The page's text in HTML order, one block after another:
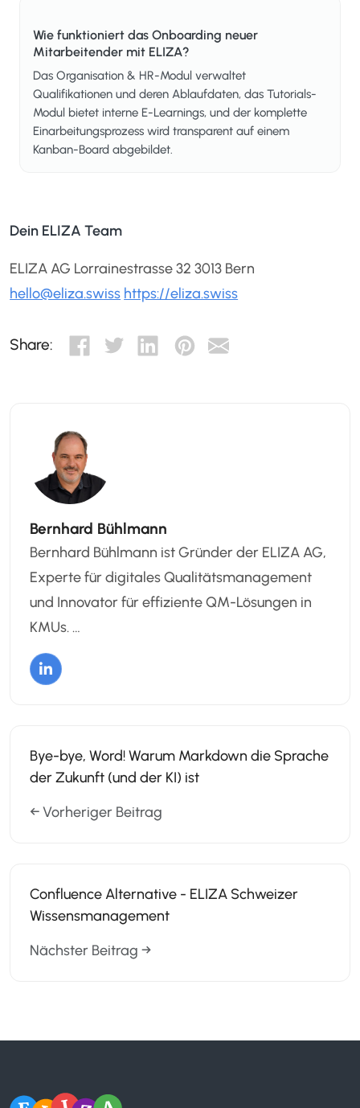
Wie funktioniert das Onboarding neuer
Mitarbeitender mit ELIZA?
Das Organisation & HR-Modul verwaltet
Qualifikationen und deren Ablaufdaten, das Tutorials-
Modul bietet interne E-Learnings, und der komplette
Einarbeitungsprozess wird transparent auf einem
Kanban-Board abgebildet.
Dein ELIZA Team
ELIZA AG Lorrainestrasse 32 3013 Bern
hello@eliza.swiss https://eliza.swiss
Share:
Bernhard Bühlmann
Bernhard Bühlmann ist Gründer der ELIZA AG,
Experte für digitales Qualitätsmanagement
und Innovator für effiziente QM-Lösungen in
KMUs. …
Bye-bye, Word! Warum Markdown die Sprache
der Zukunft (und der KI) ist
← Vorheriger Beitrag
Confluence Alternative - ELIZA Schweizer
Wissensmanagement
Nächster Beitrag →